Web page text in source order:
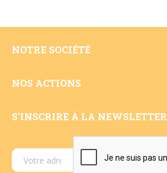
NOTRE SOCIÉTÉ
NOS ACTIONS
S'INSCRIRE À LA NEWSLETTER